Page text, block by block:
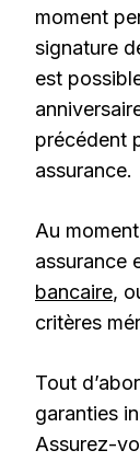
moment
signature
est
précédent
assurance.
Au
assurance
bancaire,
critères
Tout
garanties
Assurez-